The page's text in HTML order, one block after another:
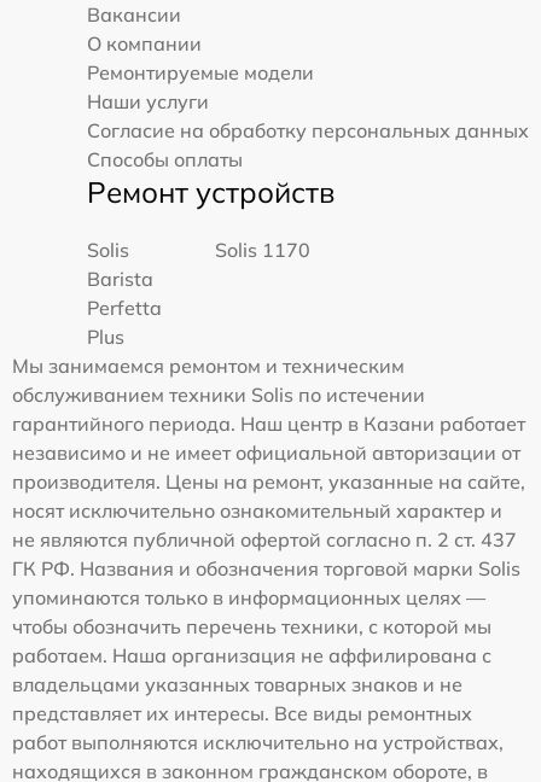
Вакансии
О компании
Ремонтируемые модели
Наши услуги
Согласие на обработку персональных данных
Способы оплаты
Ремонт устройств
Solis
Barista
Perfetta
Plus
Solis 1170
Мы занимаемся ремонтом и техническим
обслуживанием техники Solis по истечении
гарантийного периода. Наш центр в Казани работает
независимо и не имеет официальной авторизации от
производителя. Цены на ремонт, указанные на сайте,
носят исключительно ознакомительный характер и
не являются публичной офертой согласно п. 2 ст. 437
ГК РФ. Названия и обозначения торговой марки Solis
упоминаются только в информационных целях —
чтобы обозначить перечень техники, с которой мы
работаем. Наша организация не аффилирована с
владельцами указанных товарных знаков и не
представляет их интересы. Все виды ремонтных
работ выполняются исключительно на устройствах,
находящихся в законном гражданском обороте, в